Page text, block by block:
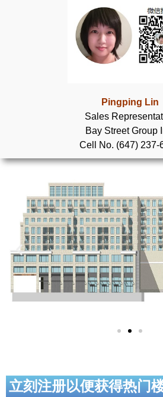
列治文山楼花项目
旺市楼花项目
加拿大房地产网站
大多伦多教育网站
大多伦多医疗机构
加拿大银行贷款机构
大多伦多交通网络
走近加拿大
Pingping Lin
Sales
Bay Street Group
Cell No. (647) 237-
立刻注册以便获得热门